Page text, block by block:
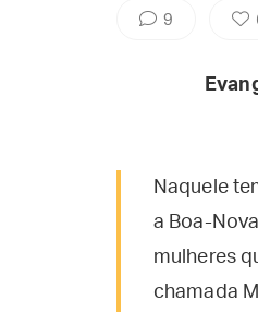
9
Naquele
a Boa-
mulheres
chamada